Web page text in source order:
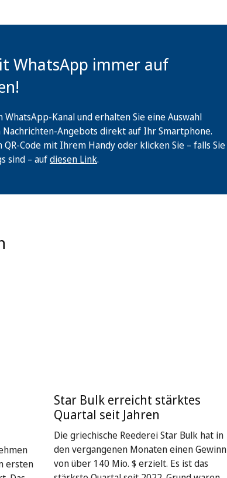
WhatsApp immer auf
Kanal und erhalten Sie eine Auswahl
Nachrichten-Angebots direkt auf Ihr Smartphone.
QR-Code mit Ihrem Handy oder klicken Sie – falls Sie
sind – aufdiesen Link.
ersten
Star Bulk erreicht stärktes
Quartal seit Jahren
Die griechische Reederei Star Bulk hat in
den vergangenen Monaten einen Gewinn
von über 140 Mio. $ erzielt. Es ist das